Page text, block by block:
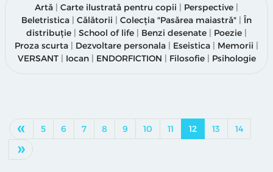
Artă | Carte ilustrată pentru copii | Perspective |
Beletristica | Călătorii | Colecția "Pasărea maiastră" | În
distribuție | School of life | Benzi desenate | Poezie |
Proza scurta | Dezvoltare personala | Eseistica | Memorii |
VERSANT| Iocan| ENDORFICTION | Filosofie| Psihologie
« 5 6 7 8 9 10 11 12 13 14
»